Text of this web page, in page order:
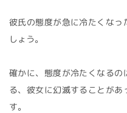
彼氏の態度が急に冷たくな
しょう。
確かに、態度が冷たくなる
る、彼女に幻滅することが
す。